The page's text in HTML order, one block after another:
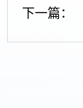
下一篇：